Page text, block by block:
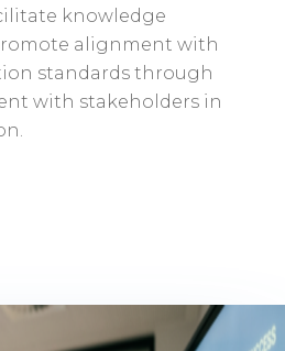
knowledge
alignment with
standards through
with stakeholders in